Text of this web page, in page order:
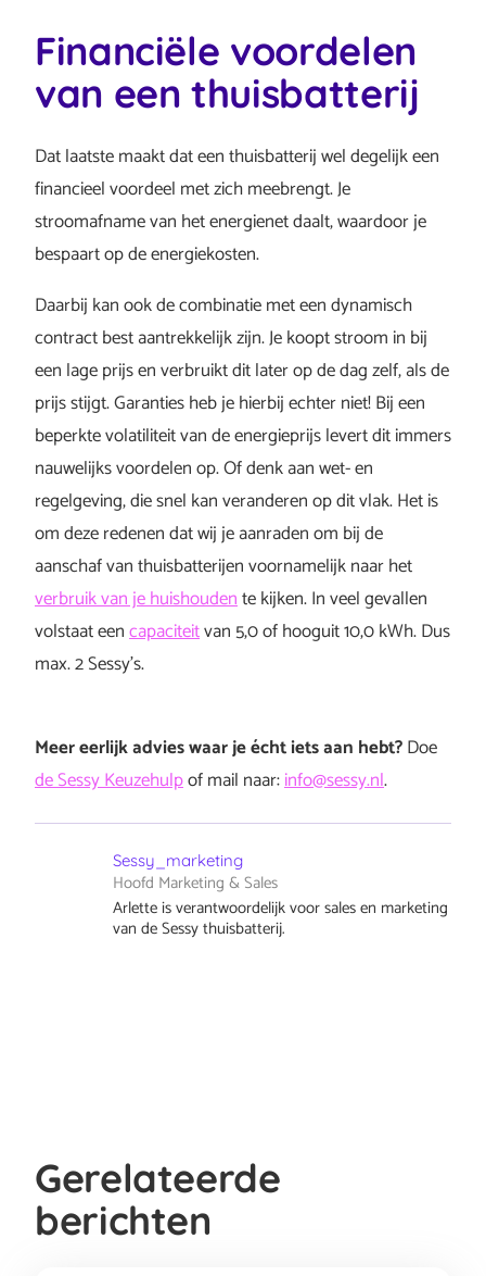
Financiële voordelen
van een thuisbatterij
Dat laatste maakt dat een thuisbatterij wel degelijk een
financieel voordeel met zich meebrengt. Je
stroomafname van het energienet daalt, waardoor je
bespaart op de energiekosten.
Daarbij kan ook de combinatie met een dynamisch
contract best aantrekkelijk zijn. Je koopt stroom in bij
een lage prijs en verbruikt dit later op de dag zelf, als de
prijs stijgt. Garanties heb je hierbij echter niet! Bij een
beperkte volatiliteit van de energieprijs levert dit immers
nauwelijks voordelen op. Of denk aan wet- en
regelgeving, die snel kan veranderen op dit vlak. Het is
om deze redenen dat wij je aanraden om bij de
aanschaf van thuisbatterijen voornamelijk naar het
verbruik van je huishoudente kijken. In veel gevallen
volstaat eencapaciteitvan 5,0 of hooguit 10,0 kWh. Dus
max. 2 Sessy’s.
Meer eerlijk advies waar je écht iets aan hebt?Doe
de Sessy Keuzehulpof mail naar:info@sessy.nl.
Sessy_marketing
Hoofd Marketing & Sales
Arlette is verantwoordelijk voor sales en marketing
van de Sessy thuisbatterij.
Gerelateerde
berichten